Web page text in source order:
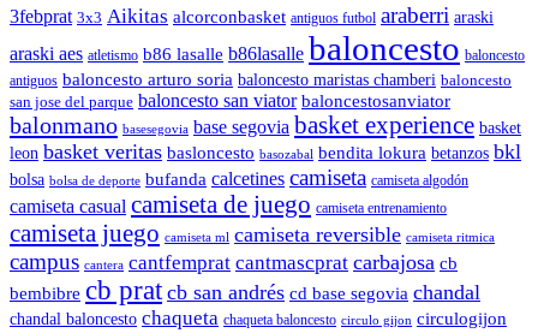
3febprat 3x3 Aikitas alcorconbasket antiguos futbol araberri araski
araski aes atletismo b86 lasalle b86lasalle baloncesto baloncesto
antiguos baloncesto arturo soria baloncesto maristas chamberi baloncesto
san jose del parque baloncesto san viator baloncestosanviator
balonmano basesegovia base segovia basket experience basket
leon basket veritas basloncesto basozabal bendita lokura betanzos bkl
bolsa bolsa de deporte bufanda calcetines camiseta camiseta algodón
camiseta casual camiseta de juego camiseta entrenamiento
camiseta juego camiseta ml camiseta reversible camiseta ritmica
campus cantera cantfemprat cantmascprat carbajosa cb
bembibre cb prat cb san andrés cd base segovia chandal
chandal baloncesto chaqueta chaqueta baloncesto circulo gijon circulogijon